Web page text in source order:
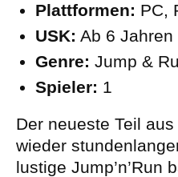
Plattformen: PC,
USK: Ab 6 Jahren
Genre: Jump &
Spieler: 1
Der neueste Teil
wieder
lustige Jump’n’Run